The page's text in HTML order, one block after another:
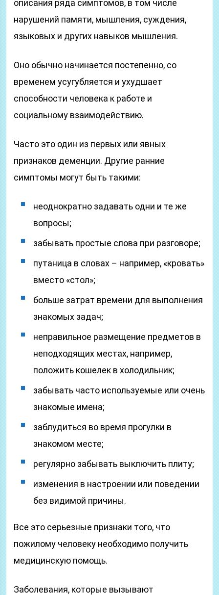
описания ряда симптомов, в том числе
нарушений памяти, мышления, суждения,
языковых и других навыков мышления.
Оно обычно начинается постепенно, со
временем усугубляется и ухудшает
способности человека к работе и
социальному взаимодействию.
Часто это один из первых или явных
признаков деменции. Другие ранние
симптомы могут быть такими:
неоднократно задавать одни и те же
вопросы;
забывать простые слова при разговоре;
путаница в словах – например, «кровать»
вместо «стол»;
больше затрат времени для выполнения
знакомых задач;
неправильное размещение предметов в
неподходящих местах, например,
положить кошелек в холодильник;
забывать часто используемые или очень
знакомые имена;
заблудиться во время прогулки в
знакомом месте;
регулярно забывать выключить плиту;
изменения в настроении или поведении
без видимой причины.
Все это серьезные признаки того, что
пожилому человеку необходимо получить
медицинскую помощь.
Заболевания, которые вызывают